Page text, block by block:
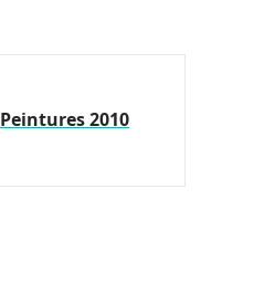
Peintures 2010